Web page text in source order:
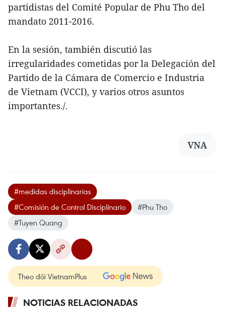
partidistas del Comité Popular de Phu Tho del
mandato 2011-2016.
En la sesión, también discutió las
irregularidades cometidas por la Delegación del
Partido de la Cámara de Comercio e Industria
de Vietnam (VCCI), y varios otros asuntos
importantes./.
VNA
#medidas disciplinarias
#Comisión de Control Disciplinario
#Phu Tho
#Tuyen Quang
Theo dõi VietnamPlus
NOTICIAS RELACIONADAS